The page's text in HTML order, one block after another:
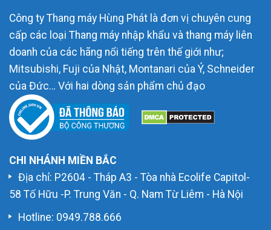
Công ty Thang máy Hùng Phát là đơn vị chuyên cung
cấp các loại Thang máy nhập khẩu và thang máy liên
doanh của các hãng nổi tiếng trên thế giới như;
Mitsubishi, Fuji của Nhật, Montanari của Ý, Schneider
của Đức… Với hai dòng sản phẩm chủ đạo
CHI NHÁNH MIỀN BẮC
Địa chỉ: P2604 - Tháp A3 - Tòa nhà Ecolife Capitol-
58 Tố Hữu -P. Trung Văn - Q. Nam Từ Liêm - Hà Nội
Hotline: 0949.788.666